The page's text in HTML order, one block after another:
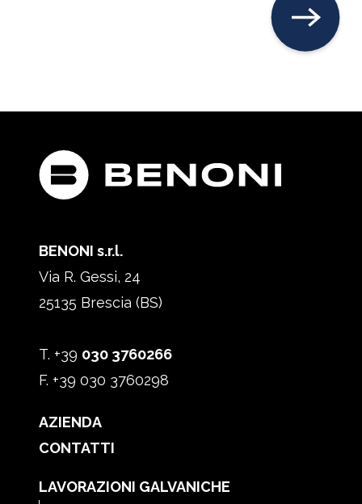
BENONI s.r.l.
Via R. Gessi, 24
25135 Brescia (BS)
T. +39 030 3760266
F. +39 030 3760298
AZIENDA
CONTATTI
LAVORAZIONI GALVANICHE